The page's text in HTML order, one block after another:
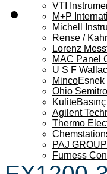
VTI
M+P
Michell
Rense /
Lorenz
MAC Panel
U S F
MincoEsnek
Ohio
Kulite
Agilent
Thermo
PAJ
Furness